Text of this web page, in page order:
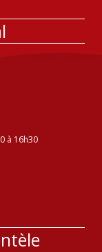
à 16h30